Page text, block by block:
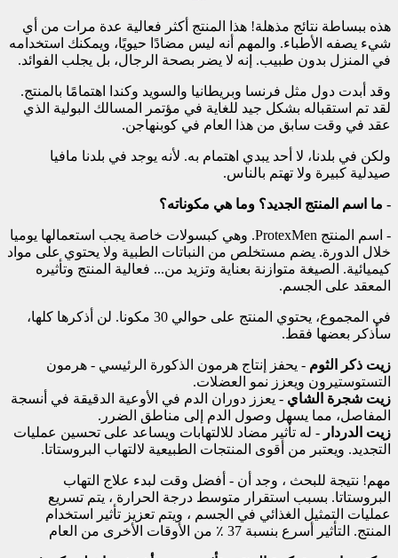
هذه ببساطة نتائج مذهلة! هذا المنتج أكثر فعالية عدة مرات من أي
شيء يصفه الأطباء. والمهم أنه ليس مضادًا حيويًا، ويمكنك استخدامه
في المنزل بدون طبيب. إنه لا يضر بصحة الرجال، بل يجلب الفوائد.
وقد أبدت دول مثل فرنسا وبريطانيا والسويد وكندا اهتمامًا بالمنتج.
لقد تم استقباله بشكل جيد للغاية في مؤتمر المسالك البولية الذي
عقد في وقت سابق من هذا العام في كوبنهاجن.
ولكن في بلدنا، لا أحد يبدي اهتمام به. لأنه يوجد في بلدنا مافيا
صيدلية كبيرة ولا تهتم بالناس.
- ما اسم المنتج الجديد؟ وما هي مكوناته؟
- اسم المنتج ProtexMen. وهي كبسولات خاصة يجب استعمالها يوميا
خلال الدورة. يضم مستخلص من النباتات الطبية ولا يحتوي على مواد
كيميائية. الصيغة متوازنة بعناية وتزيد من... فعالية المنتج وتأثيره
المعقد على الجسم.
في المجموع، يحتوي المنتج على حوالي 30 مكونا. لن أذكرها كلها،
سأذكر بعضها فقط.
زيت ذكر الثوم - يحفز إنتاج هرمون الذكورة الرئيسي - هرمون
التستوستيرون ويعزز نمو العضلات.
زيت شجرة الشاي - يعزز دوران الدم في الأوعية الدقيقة في أنسجة
المفاصل، مما يسهل وصول الدم إلى مناطق الضرر.
زيت الدردار - له تأثير مضاد للالتهابات ويساعد على تحسين عمليات
التجديد. ويعتبر من أقوى المنتجات الطبيعية لالتهاب البروستاتا.
مهم! نتيجة للبحث ، وجد أن - أفضل وقت لبدء علاج التهاب
البروستاتا. بسبب استقرار متوسط درجة الحرارة ، يتم تسريع
عمليات التمثيل الغذائي في الجسم ، ويتم تعزيز تأثير استخدام
المنتج. التأثير أسرع بنسبة 37 ٪ من الأوقات الأخرى من العام